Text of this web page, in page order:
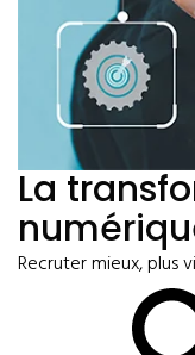
La
Recruter mieux, plus